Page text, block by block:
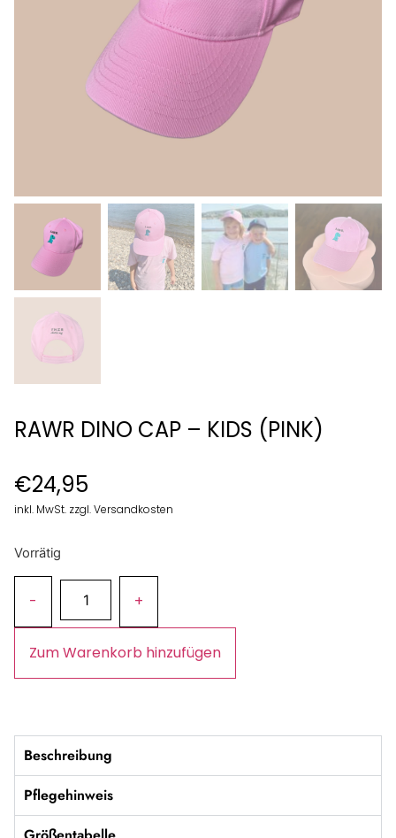
RAWR DINO CAP – KIDS (PINK)
€24,95
inkl. MwSt. zzgl. Versandkosten
Vorrätig
Zum Warenkorb hinzufügen
Beschreibung
Pflegehinweis